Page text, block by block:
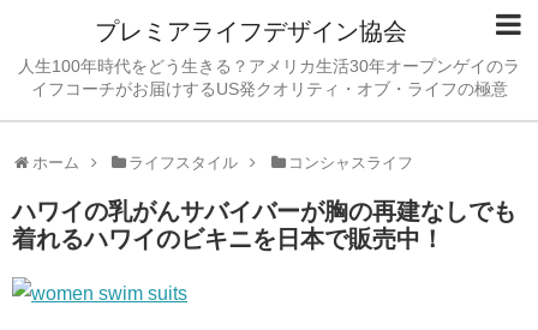
プレミアライフデザイン協会
人生100年時代をどう生きる？アメリカ生活30年オープンゲイのラ
イフコーチがお届けするUS発クオリティ・オブ・ライフの極意
ホーム ライフスタイル コンシャスライフ
ハワイの乳がんサバイバーが胸の再建なしでも
着れるハワイのビキニを日本で販売中！